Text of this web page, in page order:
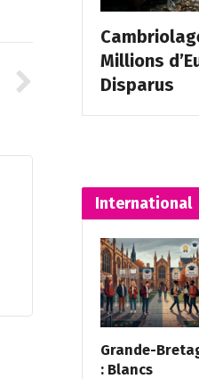
Millions
Disparus
International
Grande-
: Blancs